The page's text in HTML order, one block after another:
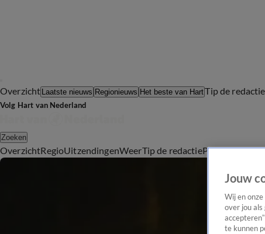
Overzicht Laatste nieuws Regionieuws Het beste van HartTip de redactie
Volg Hart van Nederland
Zoeken
OverzichtRegioUitzendingenWeerTip de redactiePanelVideo's
Jouw
Wij en onze
over jou als
te kunnen